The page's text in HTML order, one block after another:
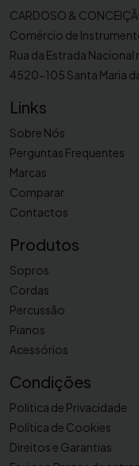
CARDOSO &
Comércio de
Rua da Estrada Nacional
4520-105 Santa Maria
Links
Sobre Nós
Perguntas Frequentes
Marcas
Comparar
Contactos
Produtos
Sopros
Cordas
Percussão
Pianos
Acessórios
Condições
Política de Privacidade
Política de Cookies
Direitos e Garantias